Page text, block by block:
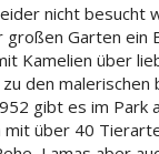
nicht besucht
Garten ein
Kamelien über
den malerischen
gibt es im Park
mit über 40